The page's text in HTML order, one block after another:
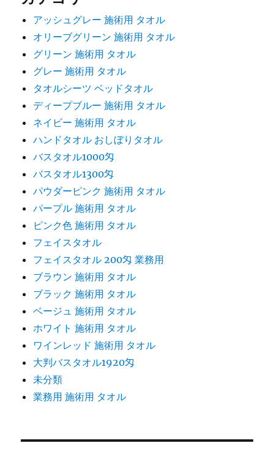
アッシュグレー 施術用 タオル
オリーブグリーン 施術用 タオル
グリーン 施術用 タオル
グレー 施術用 タオル
タオルシーツ ベッドタオル
ディープブルー 施術用 タオル
ネイビー 施術用 タオル
ハンドタオル おしぼりタオル
バスタオル1000匁
バスタオル1300匁
パウダーピンク 施術用 タオル
パープル 施術用 タオル
ピンク色 施術用 タオル
フェイスタオル
フェイスタオル 200匁 業務用
ブラウン 施術用 タオル
ブラック 施術用 タオル
ベージュ 施術用 タオル
ホワイト 施術用 タオル
ワインレッド 施術用 タオル
大判バスタオル1920匁
未分類
業務用 施術用 タオル